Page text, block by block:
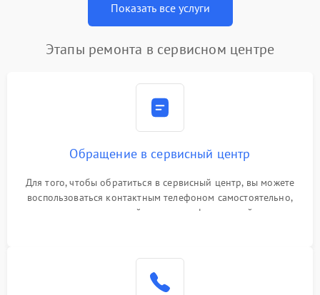
Показать все услуги
Этапы ремонта в сервисном центре
Обращение в сервисный центр
Для того, чтобы обратиться в сервисный центр, вы можете
воспользоваться контактным телефоном самостоятельно,
или оставить свой номер телефона на сайте